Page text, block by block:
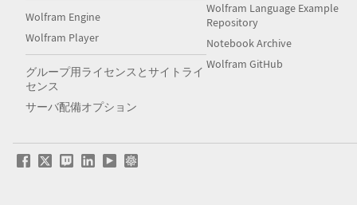
Wolfram Engine
Wolfram Player
グループ用ライセンスとサイトライ
センス
サーバ配備オプション
Wolfram Language Example
Repository
Notebook Archive
Wolfram GitHub